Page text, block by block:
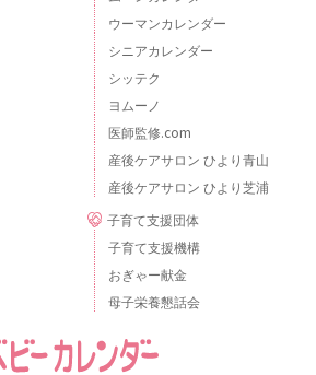
ウーマンカレンダー
シニアカレンダー
シッテク
ヨムーノ
医師監修.com
産後ケアサロン ひより青山
産後ケアサロン ひより芝浦
子育て支援団体
子育て支援機構
おぎゃー献金
母子栄養懇話会